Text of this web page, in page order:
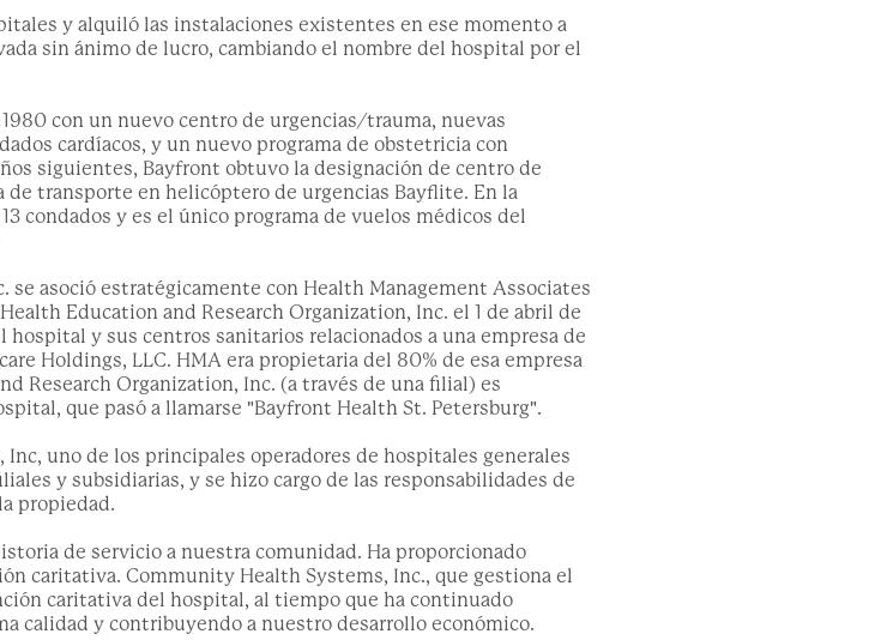
y alquiló las instalaciones existentes en ese momento a
sin ánimo de lucro, cambiando el nombre del hospital por el
con un nuevo centro de urgencias/trauma, nuevas
cardíacos, y un nuevo programa de obstetricia con
siguientes, Bayfront obtuvo la designación de centro de
transporte en helicóptero de urgencias Bayflite. En la
condados y es el único programa de vuelos médicos del
asoció estratégicamente con Health Management Associates
Education and Research Organization, Inc. el 1 de abril de
y sus centros sanitarios relacionados a una empresa de
Holdings, LLC. HMA era propietaria del 80% de esa empresa
Research Organization, Inc. (a través de una filial) es
que pasó a llamarse "Bayfront Health St. Petersburg".
uno de los principales operadores de hospitales generales
y subsidiarias, y se hizo cargo de las responsabilidades de
propiedad.
de servicio a nuestra comunidad. Ha proporcionado
caritativa. Community Health Systems, Inc., que gestiona el
caritativa del hospital, al tiempo que ha continuado
calidad y contribuyendo a nuestro desarrollo económico.